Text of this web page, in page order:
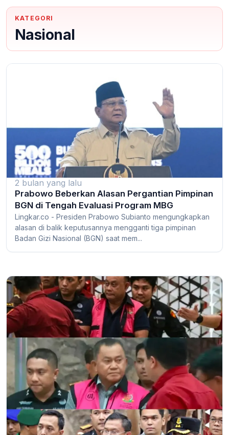
KATEGORI
Nasional
2 bulan yang lalu
Prabowo Beberkan Alasan Pergantian Pimpinan
BGN di Tengah Evaluasi Program MBG
Lingkar.co - Presiden Prabowo Subianto mengungkapkan
alasan di balik keputusannya mengganti tiga pimpinan
Badan Gizi Nasional (BGN) saat mem...